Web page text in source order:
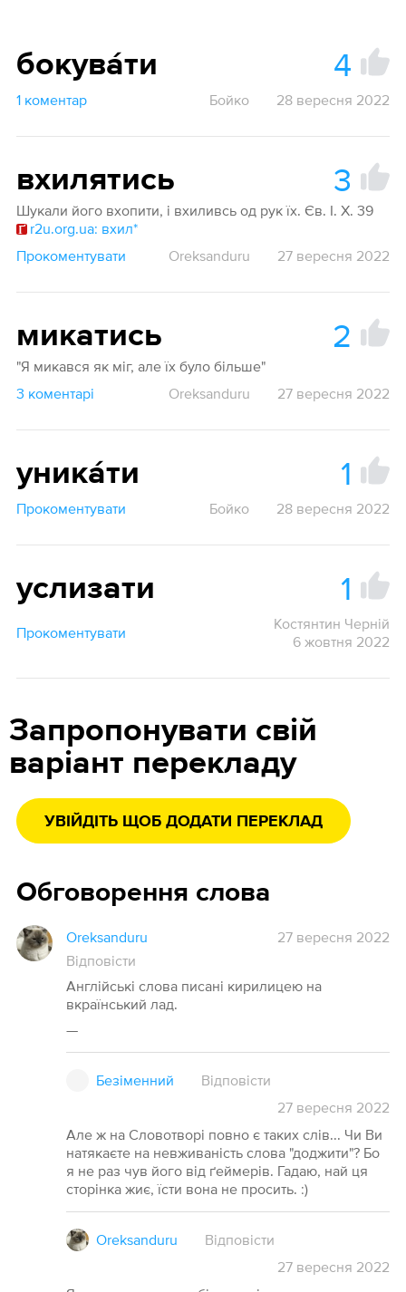
бокува́ти 4
1 коментар Бойко 28 вересня 2022
вхилятись 3
Шукали його вхопити, і вхиливсь од рук їх. Єв. І. X. 39
r2u.org.ua: вхил*
Прокоментувати
Oreksanduru 27 вересня 2022
микатись 2
"Я микався як міг, але їх було більше"
3 коментарі
Oreksanduru 27 вересня 2022
уника́ти 1
Прокоментувати Бойко 28 вересня 2022
услизати 1
Прокоментувати
Костянтин Черній
6 жовтня 2022
Запропонувати свій
варіант перекладу
УВІЙДІТЬ ЩОБ ДОДАТИ ПЕРЕКЛАД
Обговорення слова
Oreksanduru
27 вересня 2022
Відповісти
Англійські слова писані кирилицею на
вкраїнський лад.
—
Безіменний
Відповісти
27 вересня 2022
Але ж на Словотворі повно є таких слів... Чи Ви
натякаєте на невживаність слова "доджити"? Бо
я не раз чув його від ґеймерів. Гадаю, най ця
сторінка жиє, їсти вона не просить. :)
Oreksanduru
Відповісти
27 вересня 2022